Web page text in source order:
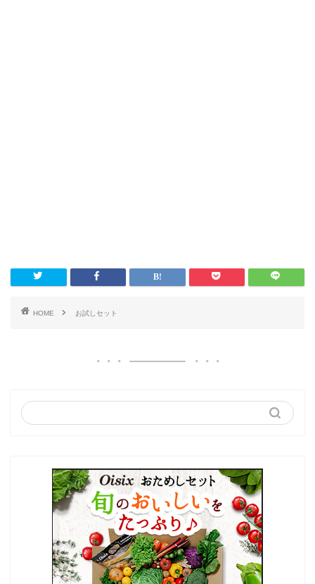
HOME お試しセット